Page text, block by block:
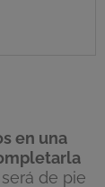
en una
de pie